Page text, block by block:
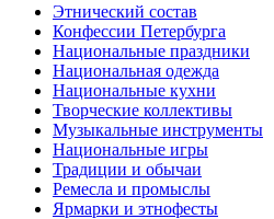
Этнический состав
Конфессии Петербурга
Национальные праздники
Национальная одежда
Национальные кухни
Творческие коллективы
Музыкальные инструменты
Национальные игры
Традиции и обычаи
Ремесла и промыслы
Ярмарки и этнофесты